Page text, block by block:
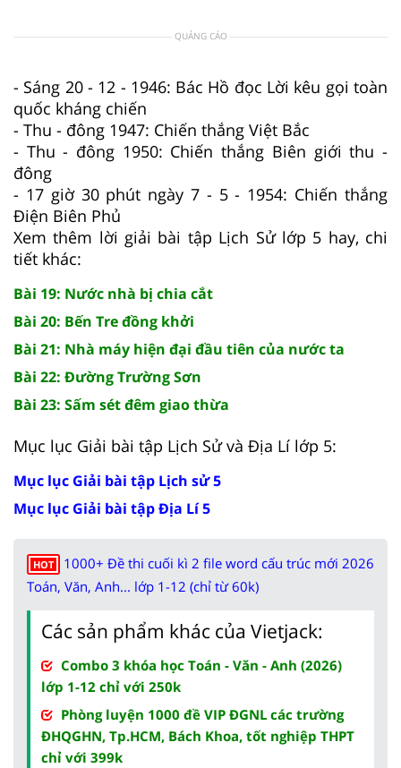
QUẢNG CÁO
- Sáng 20 - 12 - 1946: Bác Hồ đọc Lời kêu gọi toàn
quốc kháng chiến
- Thu - đông 1947: Chiến thắng Việt Bắc
- Thu - đông 1950: Chiến thắng Biên giới thu -
đông
- 17 giờ 30 phút ngày 7 - 5 - 1954: Chiến thắng
Điện Biên Phủ
Xem thêm lời giải bài tập Lịch Sử lớp 5 hay, chi
tiết khác:
Bài 19: Nước nhà bị chia cắt
Bài 20: Bến Tre đồng khởi
Bài 21: Nhà máy hiện đại đầu tiên của nước ta
Bài 22: Đường Trường Sơn
Bài 23: Sấm sét đêm giao thừa
Mục lục Giải bài tập Lịch Sử và Địa Lí lớp 5:
Mục lục Giải bài tập Lịch sử 5
Mục lục Giải bài tập Địa Lí 5
HOT
1000+ Đề thi cuối kì 2 file word cấu trúc mới 2026
Toán, Văn, Anh... lớp 1-12 (chỉ từ 60k)
Các sản phẩm khác của Vietjack:
Combo 3 khóa học Toán - Văn - Anh (2026)
lớp 1-12 chỉ với 250k
Phòng luyện 1000 đề VIP ĐGNL các trường
ĐHQGHN, Tp.HCM, Bách Khoa, tốt nghiệp THPT
chỉ với 399k